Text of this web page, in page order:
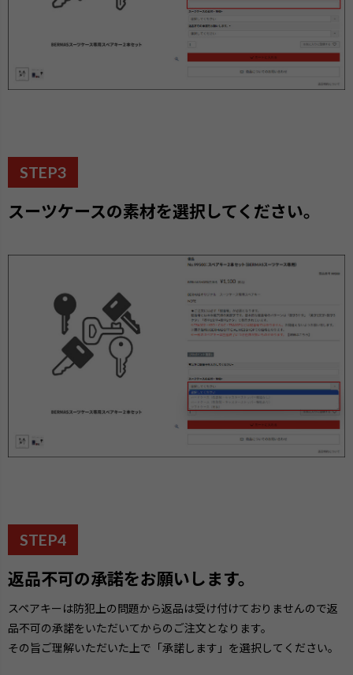
STEP3
スーツケースの素材を選択してください。
STEP4
返品不可の承諾をお願いします。
スペアキーは防犯上の問題から返品は受け付けておりませんので返
品不可の承諾をいただいてからのご注文となります。
その旨ご理解いただいた上で「承諾します」を選択してください。